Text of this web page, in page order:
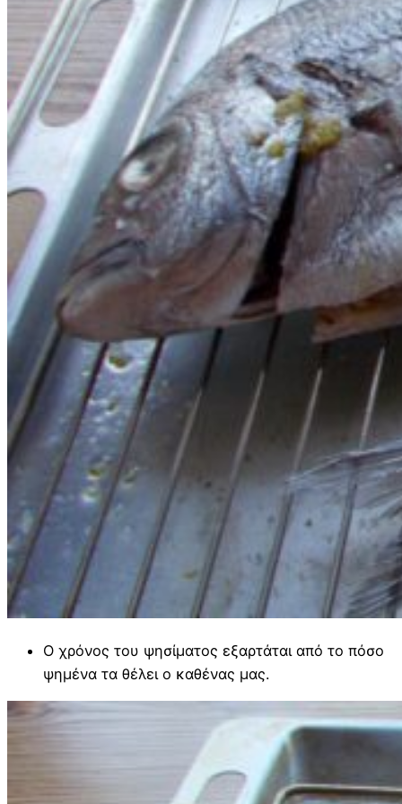
Ο χρόνος του ψησίματος εξαρτάται από το πόσο
ψημένα τα θέλει ο καθένας μας.